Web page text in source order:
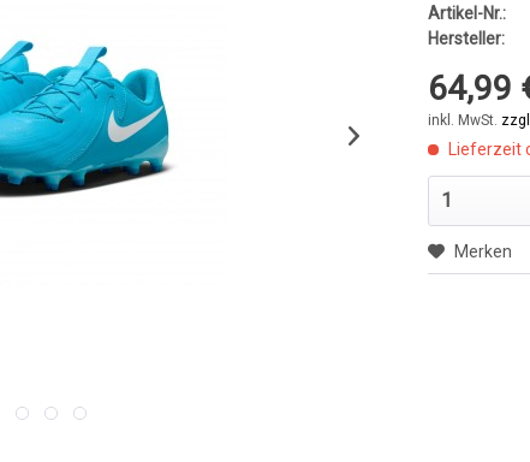
Artikel-Nr.:
Hersteller:
64,99
inkl. MwSt.
Lieferzeit
Merken